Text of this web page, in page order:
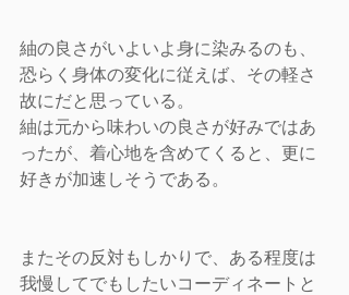
紬の良さがいよいよ身に染みるのも、
恐らく身体の変化に従えば、その軽さ
故にだと思っている。
紬は元から味わいの良さが好みではあ
ったが、着心地を含めてくると、更に
好きが加速しそうである。
またその反対もしかりで、ある程度は
我慢してでもしたいコーディネートと